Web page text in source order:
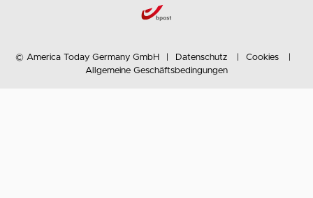
© America Today Germany GmbH Datenschutz
Cookies
Allgemeine Geschäftsbedingungen